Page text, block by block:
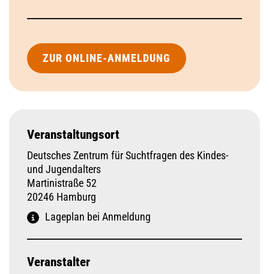
ZUR ONLINE-ANMELDUNG
Veranstaltungsort
Deutsches Zentrum für Suchtfragen des Kindes-
und Jugendalters
Martinistraße 52
20246 Hamburg
Lageplan bei Anmeldung
Veranstalter